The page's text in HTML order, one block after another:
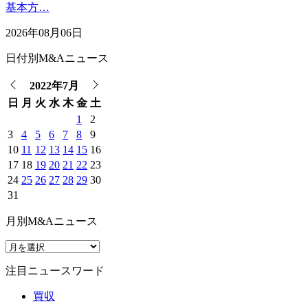
基本方…
2026年08月06日
日付別M&Aニュース
2022年7月
日 月 火 水 木 金 土
1
2
3
4 5 6 7 8
9
10 11 12 13 14 15 16
17 18 19 20 21 22 23
24 25 26 27 28 29 30
31
月別M&Aニュース
注目ニュースワード
買収